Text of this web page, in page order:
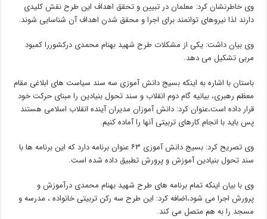
وی خاطرنشان کرد: معلمان در تبیین و تحقق اهداف این طرح نقش کلیدی
دارند لذا نیروهای توانمند برای اجرا و محقق شدن اهداف آن شناسایی شوند.
وی بیان داشت: یکی از مشکلات طرح شهید بهنام محمدی درکشوررا کمبود
مربی تشکیل می دهد.
باستان با اشاره به اینکه بسیج دانش آموزی سه سند سیاست های ابلاغی مقام
معظم رهبری، بیانیه گام دوم انقلاب و سند تحول بنیادین را مبنای حرکت خود
قرار داده است،عنوان کرد: دانش آموزان مدیران آینده انقلاب اسلامی هستند
پس باید با انجام کارهای تربیتی آنها را آماده کنیم.
وی تصریح کرد: بسیج دانش آموزی ۶۳ عنوان برنامه دارد که این برنامه ها با
سند تحول بنیادین آموزش و پرورش تطبیق داده شده است.
وی با بیان اینکه تمام برنامه های طرح شهید بهنام محمدی درآموزش و
پرورش اجرا می شود،اضافه کرد: این طرح سه رکن تربیتی خانواده ، مدرسه و
مسجد را به هم متصل می کند.